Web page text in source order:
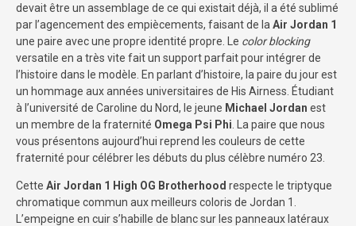
devait être un assemblage de ce qui existait déjà, il a été sublimé
par l’agencement des empiècements, faisant de la Air Jordan 1
une paire avec une propre identité propre. Le color blocking
versatile en a très vite fait un support parfait pour intégrer de
l’histoire dans le modèle. En parlant d’histoire, la paire du jour est
un hommage aux années universitaires de His Airness. Étudiant
à l’université de Caroline du Nord, le jeune Michael Jordan est
un membre de la fraternité Omega Psi Phi . La paire que nous
vous présentons aujourd’hui reprend les couleurs de cette
fraternité pour célébrer les débuts du plus célèbre numéro 23.
Cette Air Jordan 1 High OG Brotherhood respecte le triptyque
chromatique commun aux meilleurs coloris de Jordan 1.
L’empeigne en cuir s’habille de blanc sur les panneaux latéraux